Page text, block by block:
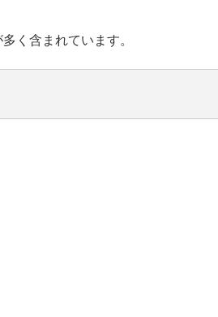
多く含まれています。